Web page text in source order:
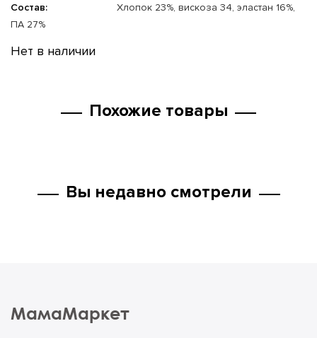
Состав:
Хлопок 23%, вискоза 34, эластан 16%,
ПА 27%
Нет в наличии
Похожие товары
Вы недавно смотрели
МамаМаркет